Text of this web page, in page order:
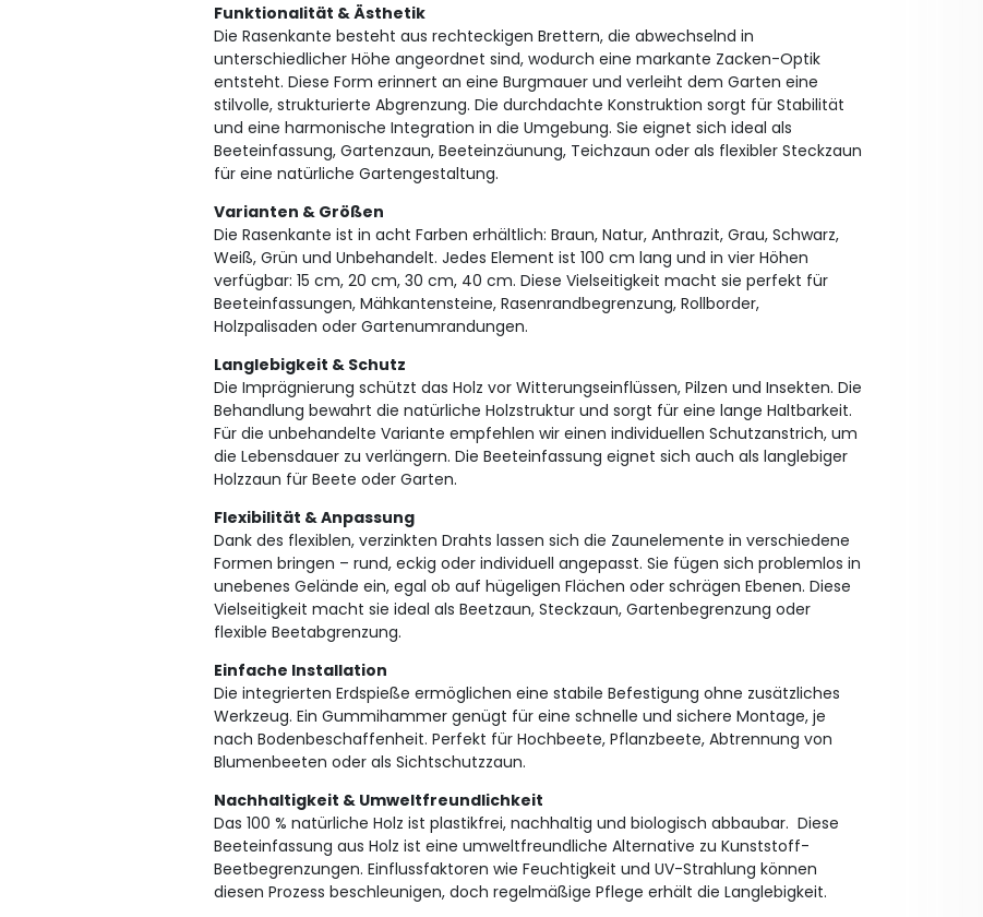
Funktionalität & Ästhetik
Die Rasenkante besteht aus rechteckigen Brettern, die abwechselnd in
unterschiedlicher Höhe angeordnet sind, wodurch eine markante Zacken-Optik
entsteht. Diese Form erinnert an eine Burgmauer und verleiht dem Garten eine
stilvolle, strukturierte Abgrenzung. Die durchdachte Konstruktion sorgt für Stabilität
und eine harmonische Integration in die Umgebung. Sie eignet sich ideal als
Beeteinfassung, Gartenzaun, Beeteinzäunung, Teichzaun oder als flexibler Steckzaun
für eine natürliche Gartengestaltung.
Varianten & Größen
Die Rasenkante ist in acht Farben erhältlich: Braun, Natur, Anthrazit, Grau, Schwarz,
Weiß, Grün und Unbehandelt. Jedes Element ist 100 cm lang und in vier Höhen
verfügbar: 15 cm, 20 cm, 30 cm, 40 cm. Diese Vielseitigkeit macht sie perfekt für
Beeteinfassungen, Mähkantensteine, Rasenrandbegrenzung, Rollborder,
Holzpalisaden oder Gartenumrandungen.
Langlebigkeit & Schutz
Die Imprägnierung schützt das Holz vor Witterungseinflüssen, Pilzen und Insekten. Die
Behandlung bewahrt die natürliche Holzstruktur und sorgt für eine lange Haltbarkeit.
Für die unbehandelte Variante empfehlen wir einen individuellen Schutzanstrich, um
die Lebensdauer zu verlängern. Die Beeteinfassung eignet sich auch als langlebiger
Holzzaun für Beete oder Garten.
Flexibilität & Anpassung
Dank des flexiblen, verzinkten Drahts lassen sich die Zaunelemente in verschiedene
Formen bringen – rund, eckig oder individuell angepasst. Sie fügen sich problemlos in
unebenes Gelände ein, egal ob auf hügeligen Flächen oder schrägen Ebenen. Diese
Vielseitigkeit macht sie ideal als Beetzaun, Steckzaun, Gartenbegrenzung oder
flexible Beetabgrenzung.
Einfache Installation
Die integrierten Erdspieße ermöglichen eine stabile Befestigung ohne zusätzliches
Werkzeug. Ein Gummihammer genügt für eine schnelle und sichere Montage, je
nach Bodenbeschaffenheit. Perfekt für Hochbeete, Pflanzbeete, Abtrennung von
Blumenbeeten oder als Sichtschutzzaun.
Nachhaltigkeit & Umweltfreundlichkeit
Das 100 % natürliche Holz ist plastikfrei, nachhaltig und biologisch abbaubar. Diese
Beeteinfassung aus Holz ist eine umweltfreundliche Alternative zu Kunststoff-
Beetbegrenzungen. Einflussfaktoren wie Feuchtigkeit und UV-Strahlung können
diesen Prozess beschleunigen, doch regelmäßige Pflege erhält die Langlebigkeit.